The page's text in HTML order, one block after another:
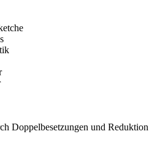
Doppelbesetzungen und Reduktion